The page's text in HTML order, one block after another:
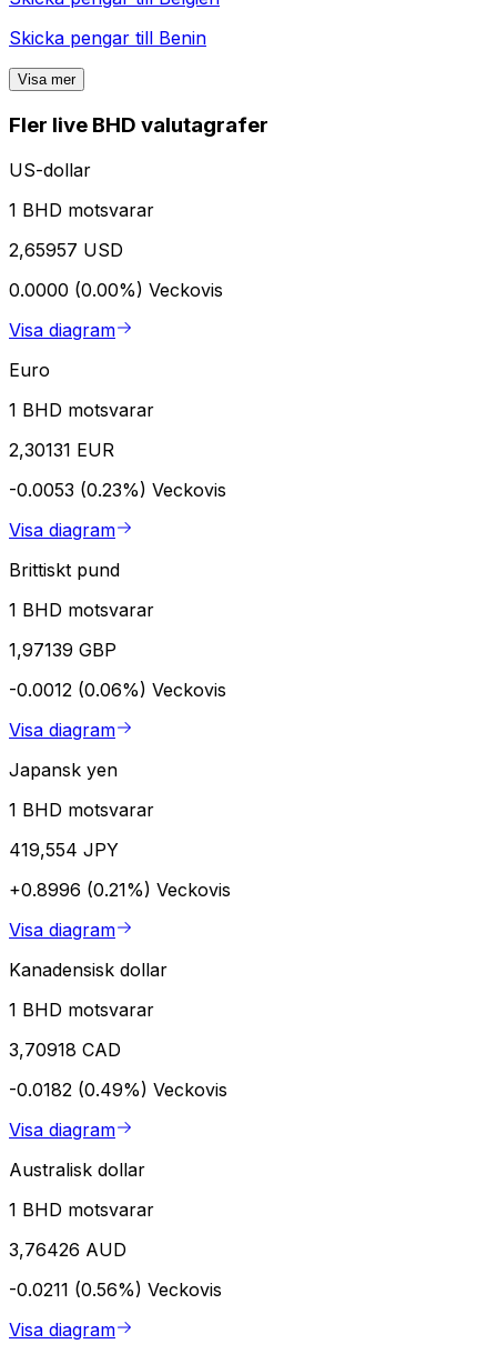
Skicka pengar till Benin
Visa mer
Fler live BHD valutagrafer
US-dollar
1 BHD motsvarar
2,65957 USD
0.0000 (0.00%) Veckovis
Visa diagram
Euro
1 BHD motsvarar
2,30131 EUR
-0.0053 (0.23%) Veckovis
Visa diagram
Brittiskt pund
1 BHD motsvarar
1,97139 GBP
-0.0012 (0.06%) Veckovis
Visa diagram
Japansk yen
1 BHD motsvarar
419,554 JPY
+0.8996 (0.21%) Veckovis
Visa diagram
Kanadensisk dollar
1 BHD motsvarar
3,70918 CAD
-0.0182 (0.49%) Veckovis
Visa diagram
Australisk dollar
1 BHD motsvarar
3,76426 AUD
-0.0211 (0.56%) Veckovis
Visa diagram